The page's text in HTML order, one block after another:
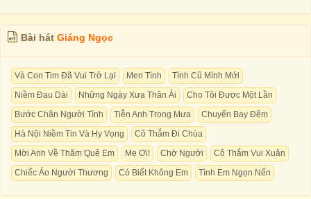
Bài hát Giáng Ngọc
Và Con Tim Đã Vui Trở Lại Men Tình
Tình Cũ Mình Mới
Niềm Đau Dài
Những Ngày Xưa Thân Ái
Cho Tôi Được Một Lần
Bước Chân Người Tình
Tiễn Anh Trong Mưa
Chuyến Bay Đêm
Hà Nội Niềm Tin Và Hy Vọng
Cô Thắm Đi Chùa
Mời Anh Về Thăm Quê Em
Mẹ Ơi! Chờ Người
Cô Thắm Vui Xuân
Chiếc Áo Người Thương
Có Biết Không Em Tình Em Ngọn Nến